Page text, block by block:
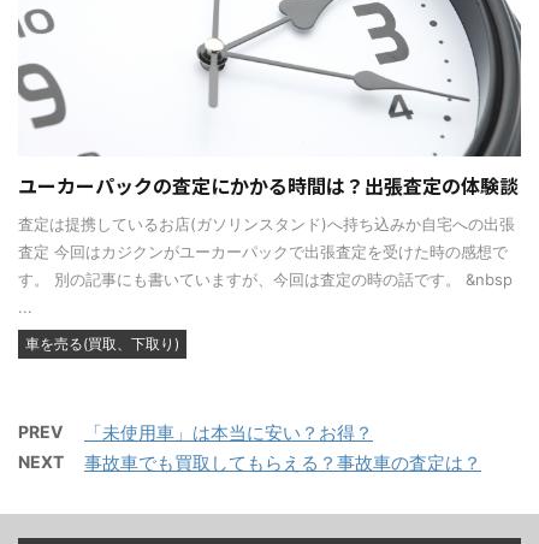
ユーカーパックの査定にかかる時間は？出張査定の体験談
査定は提携しているお店(ガソリンスタンド)へ持ち込みか自宅への出張
査定 今回はカジクンがユーカーパックで出張査定を受けた時の感想で
す。 別の記事にも書いていますが、今回は査定の時の話です。 &nbsp
...
車を売る(買取、下取り)
PREV 「未使用車」は本当に安い？お得？
NEXT 事故車でも買取してもらえる？事故車の査定は？